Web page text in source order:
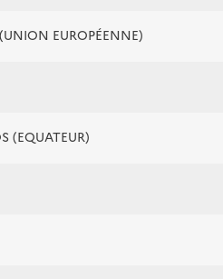
EUROPÉENNE)
(EQUATEUR)